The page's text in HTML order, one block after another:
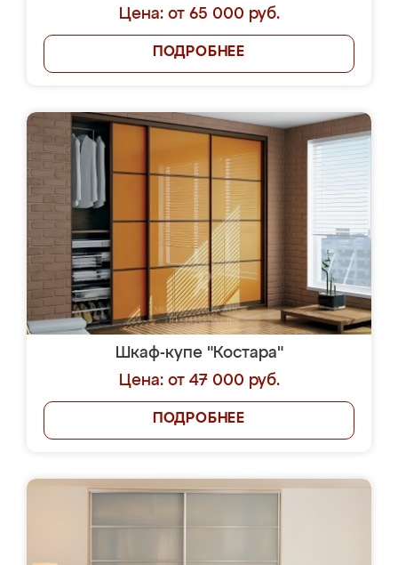
Цена: от 65 000 руб.
ПОДРОБНЕЕ
Шкаф-купе "Костара"
Цена: от 47 000 руб.
ПОДРОБНЕЕ